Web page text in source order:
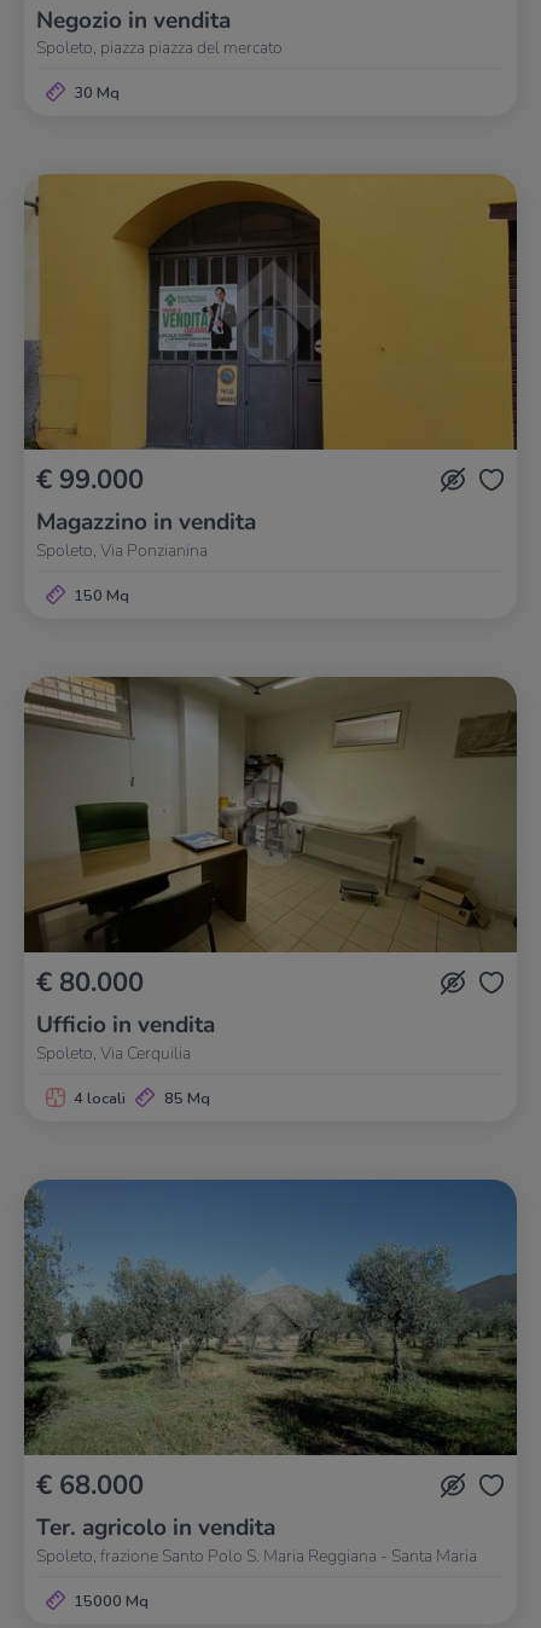
Negozio in vendita
Spoleto, piazza piazza del mercato
30 Mq
€ 99.000
Magazzino in vendita
Spoleto, Via Ponzianina
150 Mq
€ 80.000
Ufficio in vendita
Spoleto, Via Cerquilia
4 locali 85 Mq
€ 68.000
Ter. agricolo in vendita
Spoleto, frazione Santo Polo S. Maria Reggiana - Santa Maria
15000 Mq